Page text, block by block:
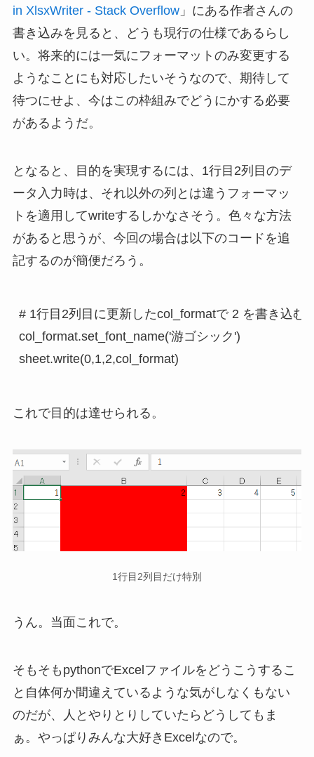
in XlsxWriter - Stack Overflow」にある作者さんの
書き込みを見ると、どうも現行の仕様であるらし
い。将来的には一気にフォーマットのみ変更する
ようなことにも対応したいそうなので、期待して
待つにせよ、今はこの枠組みでどうにかする必要
があるようだ。
となると、目的を実現するには、1行目2列目のデ
ータ入力時は、それ以外の列とは違うフォーマッ
トを適用してwriteするしかなさそう。色々な方法
があると思うが、今回の場合は以下のコードを追
記するのが簡便だろう。
# 1行目2列目に更新したcol_formatで 2 を書き込む
col_format.set_font_name('游ゴシック')
sheet.write(0,1,2,col_format)
これで目的は達せられる。
1行目2列目だけ特別
うん。当面これで。
そもそもpythonでExcelファイルをどうこうするこ
と自体何か間違えているような気がしなくもない
のだが、人とやりとりしていたらどうしてもま
ぁ。やっぱりみんな大好きExcelなので。